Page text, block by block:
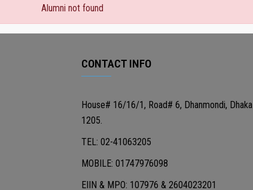
Alumni not found
CONTACT INFO
House# 16/16/1, Road# 6, Dhanmondi, Dhaka
1205.
TEL: 02-41063205
MOBILE: 01747976098
EIIN & MPO: 107976 & 2604023201